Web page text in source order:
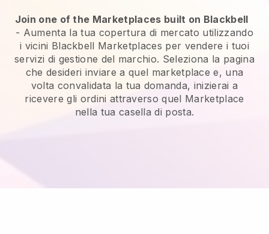
Join one of the Marketplaces built on Blackbell
- Aumenta la tua copertura di mercato utilizzando
i vicini Blackbell Marketplaces per vendere i tuoi
servizi di gestione del marchio. Seleziona la pagina
che desideri inviare a quel marketplace e, una
volta convalidata la tua domanda, inizierai a
ricevere gli ordini attraverso quel Marketplace
nella tua casella di posta.